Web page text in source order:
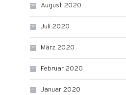
August 2020
Juli 2020
März 2020
Februar 2020
Januar 2020